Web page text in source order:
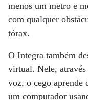
menos um metro e
com qualquer
tórax.
O Integra também
virtual. Nele,
voz, o cego aprende
um computador